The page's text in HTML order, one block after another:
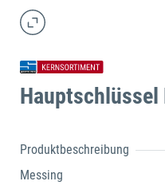
Hauptschlüssel
Produktbeschreibung
Messing